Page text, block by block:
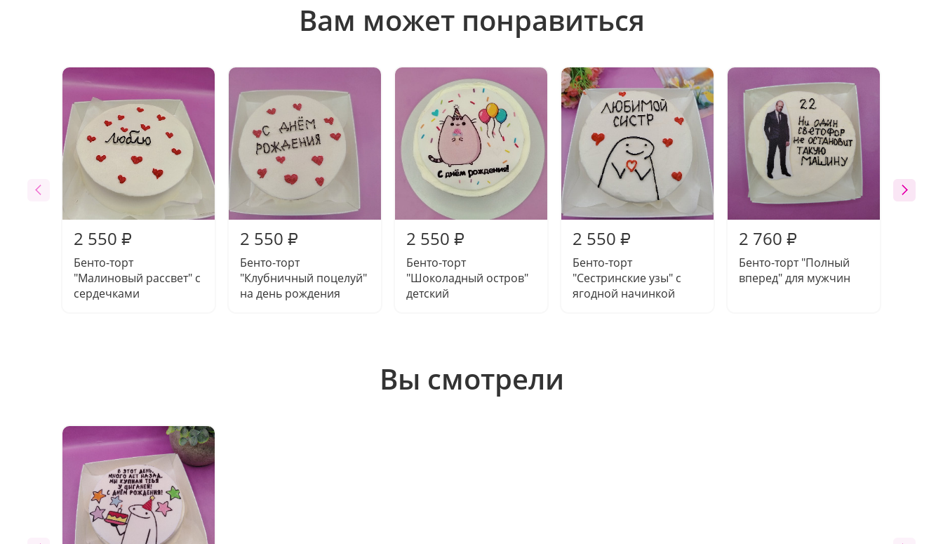
Вам может понравиться
2 550 ₽
Бенто-торт
"Малиновый рассвет" с
сердечками
2 550 ₽
Бенто-торт
"Клубничный поцелуй"
на день рождения
2 550 ₽
Бенто-торт
"Шоколадный остров"
детский
2 550 ₽
Бенто-торт
"Сестринские узы" с
ягодной начинкой
2 760 ₽
Бенто-торт "Полный
вперед" для мужчин
Вы смотрели